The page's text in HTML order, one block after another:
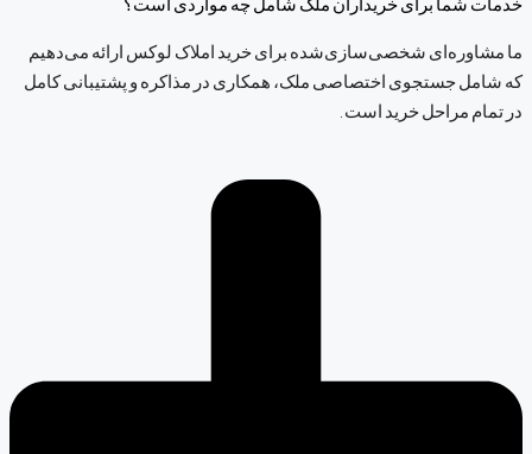
ما مشاوره‌ای شخصی‌سازی‌شده برای خرید املاک لوکس ارائه می‌دهیم
که شامل جستجوی اختصاصی ملک، همکاری در مذاکره و پشتیبانی کامل
در تمام مراحل خرید است.